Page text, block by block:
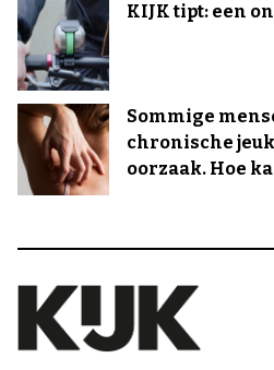
KIJK tipt: een
Sommige
chronische
oorzaak. Hoe